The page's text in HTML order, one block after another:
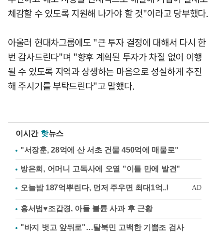
체감할 수 있도록 지원해 나가야 할 것"이라고 당부했다.
아울러 현대차그룹에도 "큰 투자 결정에 대해서 다시 한
번 감사드린다"며 "향후 계획된 투자가 차질 없이 이행
될 수 있도록 지역과 상생하는 마음으로 성실하게 추진
해 주시기를 부탁드린다"고 말했다.
이시간 핫뉴스
"서장훈, 28억에 산 서초 건물 450억에 매물로"
방은희, 어머니 고독사에 오열 "이틀 만에 발견"
홍서범♥조갑경, 아들 불륜 사과 후 근황
"바지 벗고 앞뒤로"…탈북민 고백한 기쁨조 검사